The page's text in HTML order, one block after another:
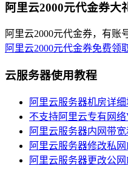
阿里云2000元代金券大
阿里云2000元代金券，有账
阿里云2000元代金券免费领
云服务器使用教程
阿里云服务器机房详
不支持阿里云专有网
阿里云服务器内网带
阿里云服务器修改私
阿里云服务器更改公